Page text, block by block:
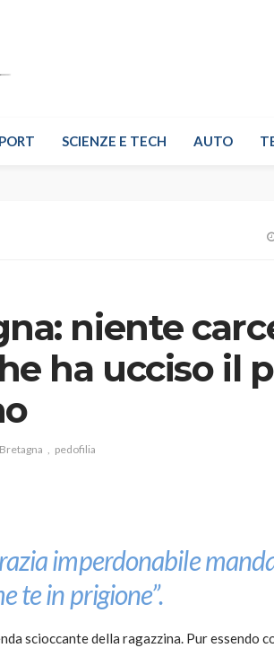
SCIENZE E TECH AUTO
niente
ha ucciso il
pedofilia
imperdonabile
te in prigione”.
scioccante della ragazzina. Pur essendo
quale
il tuo prato
Davis: